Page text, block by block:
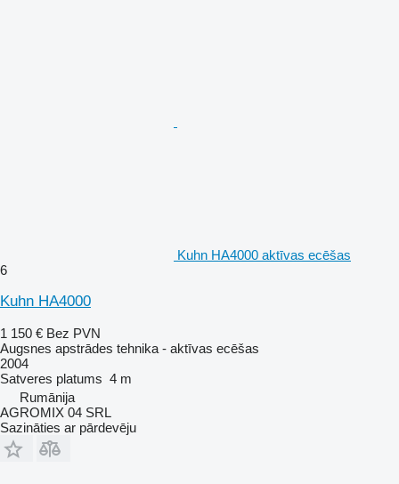
Kuhn HA4000 aktīvas ecēšas
6
Kuhn HA4000
1 150 € Bez PVN
Augsnes apstrādes tehnika - aktīvas ecēšas
2004
Satveres platums 4 m
Rumānija
AGROMIX 04 SRL
Sazināties ar pārdevēju